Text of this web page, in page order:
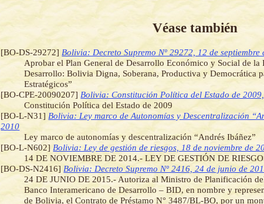
Véase también
[BO-DS-29272] Bolivia: Decreto Supremo Nº 29272, 12 de septiembre
Aprobar el Plan General de Desarrollo Económico y Social de la
Desarrollo: Bolivia Digna, Soberana, Productiva y Democrática
Estratégicos”
[BO-CPE-20090207] Bolivia: Constitución Política del Estado de
Constitución Política del Estado de 2009
[BO-L-N31] Bolivia: Ley marco de Autonomías y Descentralización
2010
Ley marco de autonomías y descentralización “Andrés Ibáñez”
[BO-L-N602] Bolivia: Ley de gestión de riesgos, 18 de noviembre de
14 DE NOVIEMBRE DE 2014.- LEY DE GESTIÓN DE
[BO-DS-N2416] Bolivia: Decreto Supremo Nº 2416, 24 de junio de
24 DE JUNIO DE 2015.- Autoriza al Ministro de Planificación
Banco Interamericano de Desarrollo – BID, en nombre y
de Bolivia, el Contrato de Préstamo N° 3487/BL-BO, por un